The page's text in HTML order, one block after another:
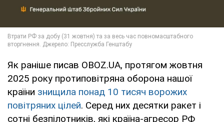
Як раніше писав OBOZ.UA, протягом жовтня
2025 року протиповітряна оборона нашої
країни знищила понад 10 тисяч ворожих
повітряних цілей. Серед них десятки ракет і
сотні безпілотників, які країна-агресор РФ